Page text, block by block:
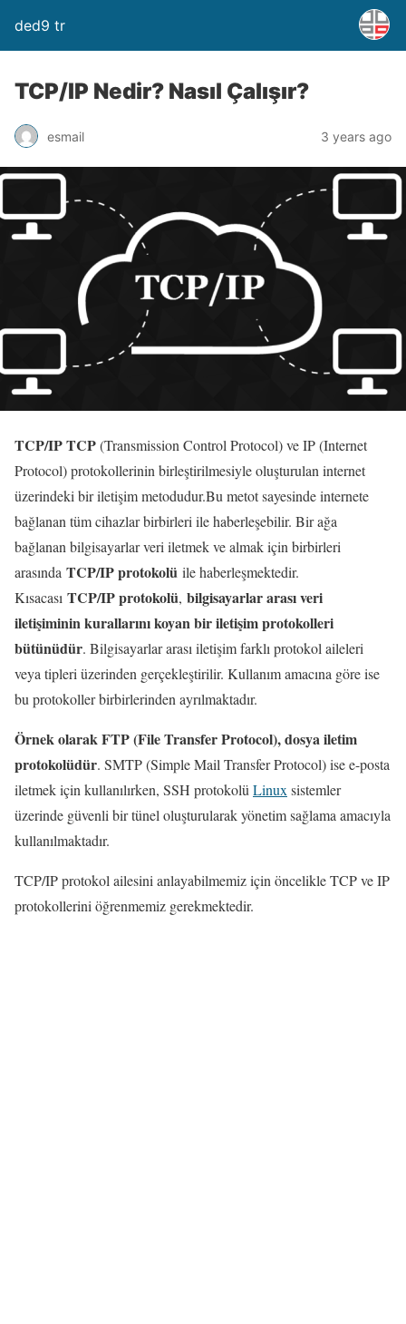
ded9 tr
TCP/IP Nedir? Nasıl Çalışır?
esmail 3 years ago
TCP/IP TCP(Transmission Control Protocol) ve IP (Internet
Protocol) protokollerinin birleştirilmesiyle oluşturulan internet
üzerindeki bir iletişim metodudur.Bu metot sayesinde internete
bağlanan tüm cihazlar birbirleri ile haberleşebilir. Bir ağa
bağlanan bilgisayarlar veri iletmek ve almak için birbirleri
arasında TCP/IP protokolü ile haberleşmektedir.
Kısacası TCP/IP protokolü, bilgisayarlar arası veri
iletişiminin kurallarını koyan bir iletişim protokolleri
bütünüdür. Bilgisayarlar arası iletişim farklı protokol aileleri
veya tipleri üzerinden gerçekleştirilir. Kullanım amacına göre ise
bu protokoller birbirlerinden ayrılmaktadır.
Örnek olarak FTP (File Transfer Protocol), dosya iletim
protokolüdür. SMTP (Simple Mail Transfer Protocol) ise e-posta
iletmek için kullanılırken, SSH protokolü Linux sistemler
üzerinde güvenli bir tünel oluşturularak yönetim sağlama amacıyla
kullanılmaktadır.
TCP/IP protokol ailesini anlayabilmemiz için öncelikle TCP ve IP
protokollerini öğrenmemiz gerekmektedir.